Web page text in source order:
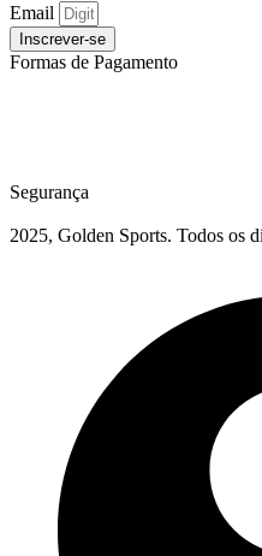
Email
Inscrever-se
Formas de Pagamento
Segurança
2025, Golden Sports. Todos os